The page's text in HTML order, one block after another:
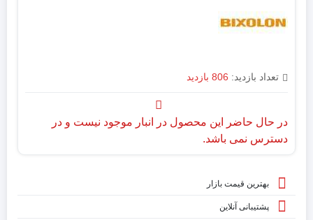
تعداد بازدید: 806 بازدید
در حال حاضر این محصول در انبار موجود نیست و در
دسترس نمی باشد.
بهترین قیمت بازار
پشتیبانی آنلاین